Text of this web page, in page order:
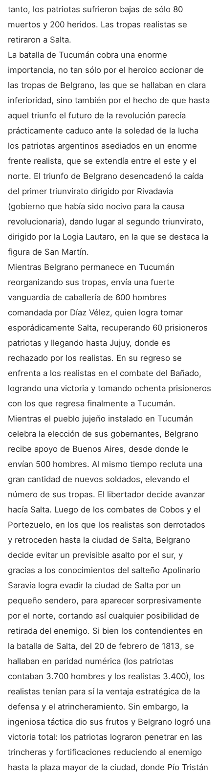
tanto, los patriotas sufrieron bajas de sólo 80
muertos y 200 heridos. Las tropas realistas se
retiraron a Salta.
La batalla de Tucumán cobra una enorme
importancia, no tan sólo por el heroico accionar de
las tropas de Belgrano, las que se hallaban en clara
inferioridad, sino también por el hecho de que hasta
aquel triunfo el futuro de la revolución parecía
prácticamente caduco ante la soledad de la lucha
los patriotas argentinos asediados en un enorme
frente realista, que se extendía entre el este y el
norte. El triunfo de Belgrano desencadenó la caída
del primer triunvirato dirigido por Rivadavia
(gobierno que había sido nocivo para la causa
revolucionaria), dando lugar al segundo triunvirato,
dirigido por la Logia Lautaro, en la que se destaca la
figura de San Martín.
Mientras Belgrano permanece en Tucumán
reorganizando sus tropas, envía una fuerte
vanguardia de caballería de 600 hombres
comandada por Díaz Vélez, quien logra tomar
esporádicamente Salta, recuperando 60 prisioneros
patriotas y llegando hasta Jujuy, donde es
rechazado por los realistas. En su regreso se
enfrenta a los realistas en el combate del Bañado,
logrando una victoria y tomando ochenta prisioneros
con los que regresa finalmente a Tucumán.
Mientras el pueblo jujeño instalado en Tucumán
celebra la elección de sus gobernantes, Belgrano
recibe apoyo de Buenos Aires, desde donde le
envían 500 hombres. Al mismo tiempo recluta una
gran cantidad de nuevos soldados, elevando el
número de sus tropas. El libertador decide avanzar
hacía Salta. Luego de los combates de Cobos y el
Portezuelo, en los que los realistas son derrotados
y retroceden hasta la ciudad de Salta, Belgrano
decide evitar un previsible asalto por el sur, y
gracias a los conocimientos del salteño Apolinario
Saravia logra evadir la ciudad de Salta por un
pequeño sendero, para aparecer sorpresivamente
por el norte, cortando así cualquier posibilidad de
retirada del enemigo. Si bien los contendientes en
la batalla de Salta, del 20 de febrero de 1813, se
hallaban en paridad numérica (los patriotas
contaban 3.700 hombres y los realistas 3.400), los
realistas tenían para sí la ventaja estratégica de la
defensa y el atrincheramiento. Sin embargo, la
ingeniosa táctica dio sus frutos y Belgrano logró una
victoria total: los patriotas lograron penetrar en las
trincheras y fortificaciones reduciendo al enemigo
hasta la plaza mayor de la ciudad, donde Pío Tristán